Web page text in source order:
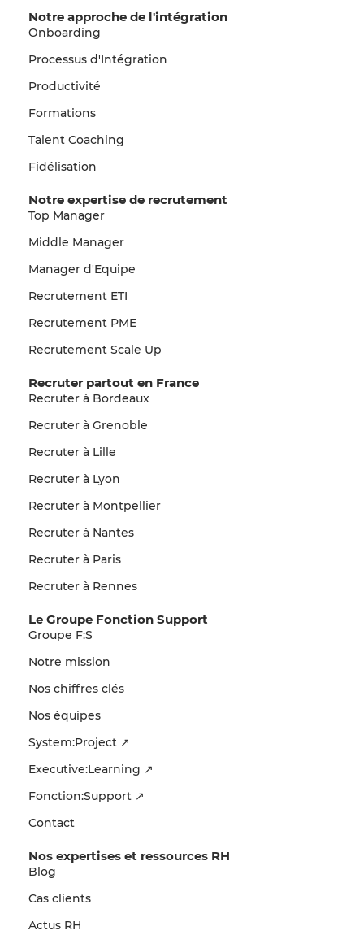
Notre approche de l'intégration
Onboarding
Processus d'Intégration
Productivité
Formations
Talent Coaching
Fidélisation
Nos expertises et ressources RH
Blog
Cas clients
Actus RH
Notre expertise de recrutement
Top Manager
Middle Manager
Manager d'Equipe
Recrutement ETI
Recrutement PME
Recrutement Scale Up
Recruter partout en France
Recruter à Bordeaux
Recruter à Grenoble
Recruter à Lille
Recruter à Lyon
Recruter à Montpellier
Recruter à Nantes
Recruter à Paris
Recruter à Rennes
Le Groupe Fonction Support
Groupe F:S
Notre mission
Nos chiffres clés
Nos équipes
System:Project ↗
Executive:Learning ↗
Fonction:Support ↗
Contact